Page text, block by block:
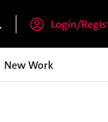
Login/
New Work